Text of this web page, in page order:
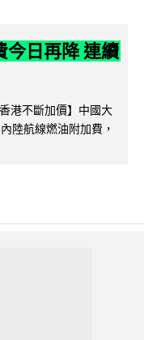
今日再降 連續
港不斷加價】中國大
陸航線燃油附加費，